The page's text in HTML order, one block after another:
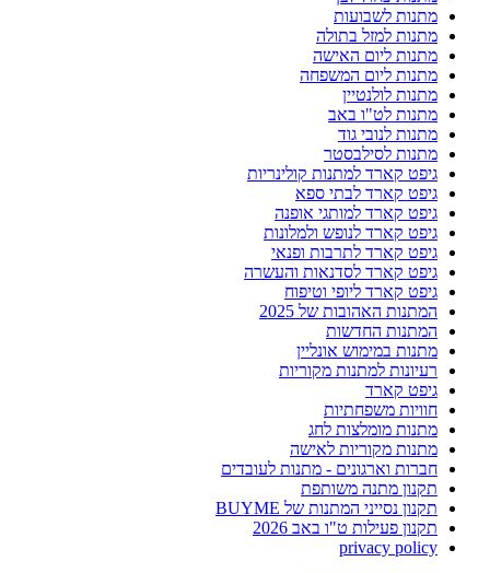
מתנות לשבועות
מתנות למזל בתולה
מתנות ליום האישה
מתנות ליום המשפחה
מתנות לולנטיין
מתנות לט"ו באב
מתנות לנובי גוד
מתנות לסילבסטר
גיפט קארד למתנות קולינריות
גיפט קארד לבתי ספא
גיפט קארד למותגי אופנה
גיפט קארד לנופש ולמלונות
גיפט קארד לתרבות ופנאי
גיפט קארד לסדנאות והעשרה
גיפט קארד ליופי וטיפוח
המתנות האהובות של 2025
המתנות החדשות
מתנות במימוש אונליין
רעיונות למתנות מקוריות
גיפט קארד
חוויות משפחתיות
מתנות מומלצות לחג
מתנות מקוריות לאישה
חברות וארגונים - מתנות לעובדים
תקנון מתנה משותפת
תקנון נסייני המתנות של BUYME
תקנון פעילות ט"ו באב 2026
privacy policy